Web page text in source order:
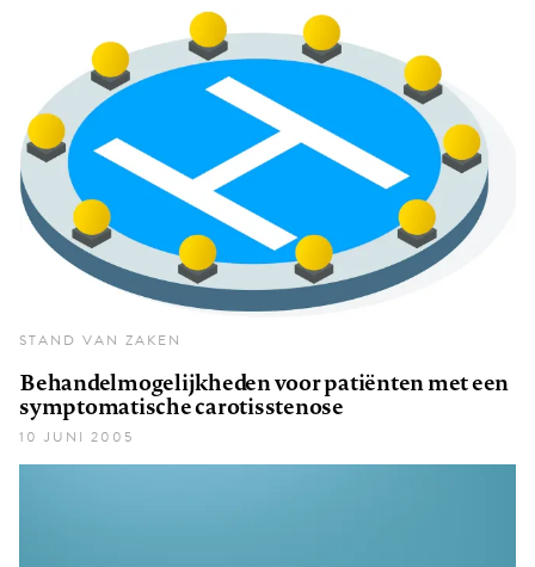
STAND VAN ZAKEN
Behandelmogelijkheden voor patiënten met een
symptomatische carotisstenose
10 JUNI 2005